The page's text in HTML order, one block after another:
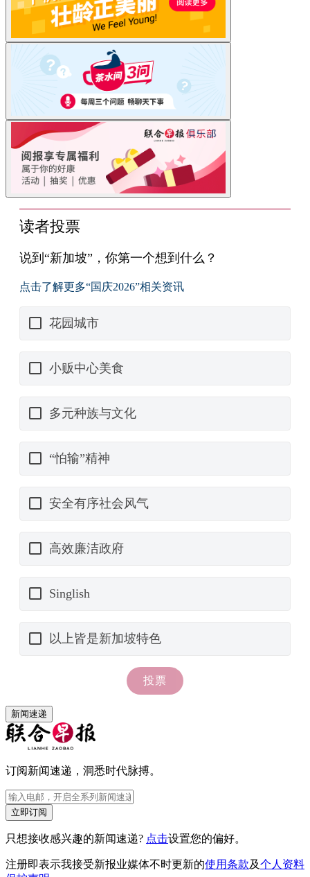
新闻速递
订阅新闻速递，洞悉时代脉搏。
立即订阅
只想接收感兴趣的新闻速递? 点击设置您的偏好。
注册即表示我接受新报业媒体不时更新的使用条款及个人资料